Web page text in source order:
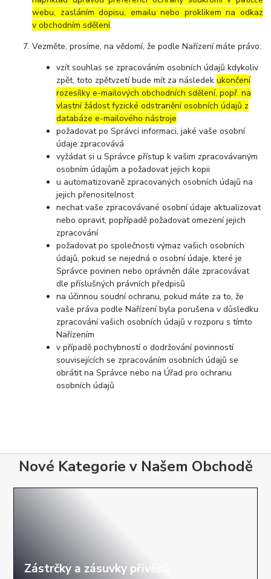
webu, zasláním dopisu, emailu nebo proklikem na odkaz
v obchodním sdělení.
Vezměte, prosíme, na vědomí, že podle Nařízení máte právo:
vzít souhlas se zpracováním osobních údajů kdykoliv
zpět, toto zpětvzetí bude mít za následekukončení
rozesílky e-mailových obchodních sdělení, popř. na
vlastní žádost fyzické odstranění osobních údajů z
databáze e-mailového nástroje
požadovat po Správci informaci, jaké vaše osobní
údaje zpracovává
vyžádat si u Správce přístup k vašim zpracovávaným
osobním údajům a požadovat jejich kopii
u automatizovaně zpracovaných osobních údajů na
jejich přenositelnost
nechat vaše zpracovávané osobní údaje aktualizovat
nebo opravit, popřípadě požadovat omezení jejich
zpracování
požadovat po společnosti výmaz vašich osobních
údajů, pokud se nejedná o osobní údaje, které je
Správce povinen nebo oprávněn dále zpracovávat
dle příslušných právních předpisů
na účinnou soudní ochranu, pokud máte za to, že
vaše práva podle Nařízení byla porušena v důsledku
zpracování vašich osobních údajů v rozporu s tímto
Nařízením
v případě pochybností o dodržování povinností
souvisejících se zpracováním osobních údajů se
obrátit na Správce nebo na Úřad pro ochranu
osobních údajů
Nové Kategorie v Našem Obchodě